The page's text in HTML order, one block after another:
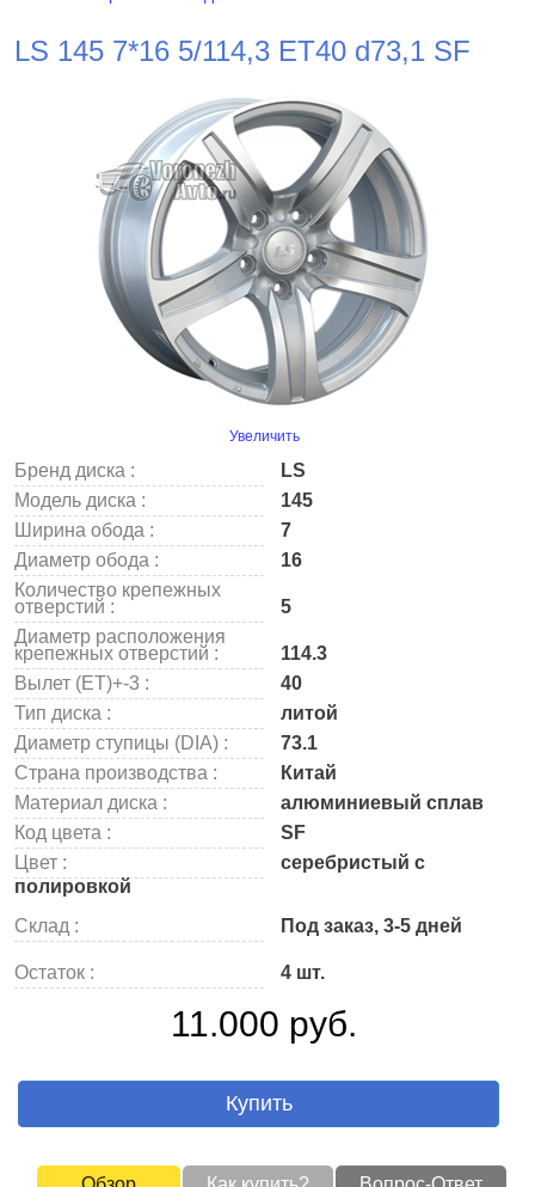
LS 145 7*16 5/114,3 ET40 d73,1 SF
Увеличить
Бренд диска :
LS
Модель диска :
145
Ширина обода :
7
Диаметр обода :
16
Количество крепежных
отверстий :
5
Диаметр расположения
крепежных отверстий :
114.3
Вылет (ET)+-3 :
40
Тип диска :
литой
Диаметр ступицы (DIA) :
73.1
Страна производства :
Китай
Материал диска :
алюминиевый сплав
Код цвета :
SF
Цвет :
серебристый с
полировкой
Склад :
Под заказ, 3-5 дней
Остаток : 4 шт.
11.000 руб.
Купить